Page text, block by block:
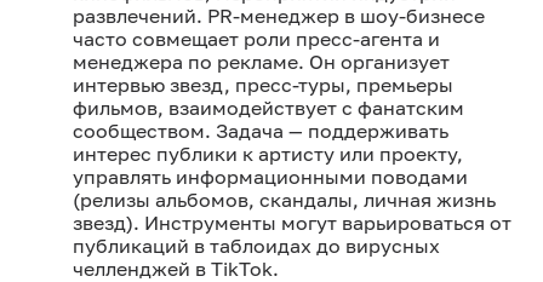
развлечений. PR-менеджер в шоу-бизнесе
часто совмещает роли пресс-агента и
менеджера по рекламе. Он организует
интервью звезд, пресс-туры, премьеры
фильмов, взаимодействует с фанатским
сообществом. Задача — поддерживать
интерес публики к артисту или проекту,
управлять информационными поводами
(релизы альбомов, скандалы, личная жизнь
звезд). Инструменты могут варьироваться от
публикаций в таблоидах до вирусных
челленджей в TikTok.